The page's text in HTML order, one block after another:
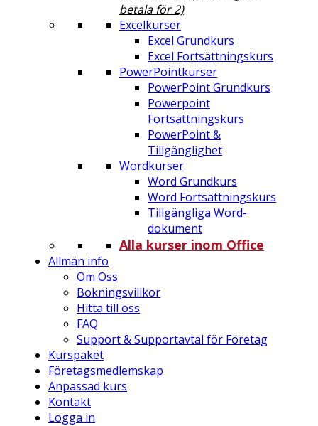
betala för 2)
Excelkurser
Excel Grundkurs
Excel Fortsättningskurs
PowerPointkurser
PowerPoint Grundkurs
Powerpoint
Fortsättningskurs
PowerPoint &
Tillgänglighet
Wordkurser
Word Grundkurs
Word Fortsättningskurs
Tillgängliga Word-
dokument
Alla kurser inom Office
Allmän info
Om Oss
Bokningsvillkor
Hitta till oss
FAQ
Support & Supportavtal för Företag
Kurspaket
Företagsmedlemskap
Anpassad kurs
Kontakt
Logga in